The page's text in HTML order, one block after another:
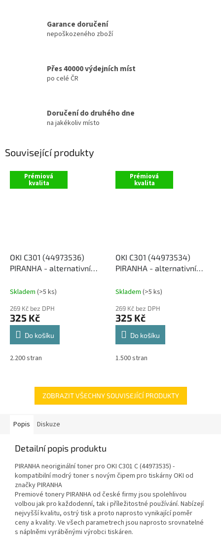
Garance doručení
nepoškozeného zboží
Přes 40000 výdejních míst
po celé ČR
Doručení do druhého dne
na jakékoliv místo
Související produkty
Prémiová
kvalita
OKI C301 (44973536)
PIRANHA - alternativní
Skladem (>5 ks)
269 Kč bez DPH
325 Kč
Do košíku
2.200 stran
Prémiová
kvalita
OKI C301 (44973534)
PIRANHA - alternativní
Skladem (>5 ks)
269 Kč bez DPH
325 Kč
Do košíku
1.500 stran
ZOBRAZIT VŠECHNY SOUVISEJÍCÍ PRODUKTY
Popis Diskuze
Detailní popis produktu
PIRANHA neoriginální toner pro OKI C301 C (44973535) -
kompatibilní modrý toner s novým čipem pro tiskárny OKI od
značky PIRANHA
Premiové tonery PIRANHA od české firmy jsou spolehlivou
volbou jak pro každodenní, tak i příležitostné používání. Nabízejí
nejvyšší kvalitu, ostrý tisk a proto naprosto vynikající poměr
ceny a kvality. Ve všech parametrech jsou naprosto srovnatelné
s náplněmi vyráběnými výrobci tiskáren.